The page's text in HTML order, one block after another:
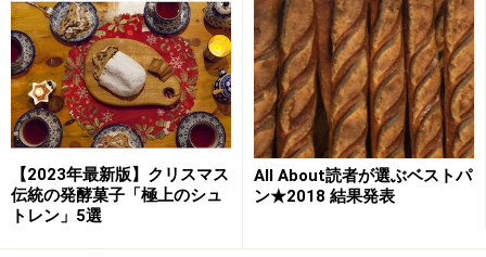
パン「キタノカオリ」（360円）は、もっちりとした弾
力と甘味、そしてカスタードのような黄色みがかった、
ふんわりとした生地。小さいのは食パンの一番おいしい
部分「ミミ」がたくさん食べられるように、なのだと
か。
サンドイッチやタルティーヌも
【2023年最新版】クリスマス
伝統の発酵菓子「極上のシュ
トレン」5選
All About読者が選ぶベストパ
ン★2018 結果発表